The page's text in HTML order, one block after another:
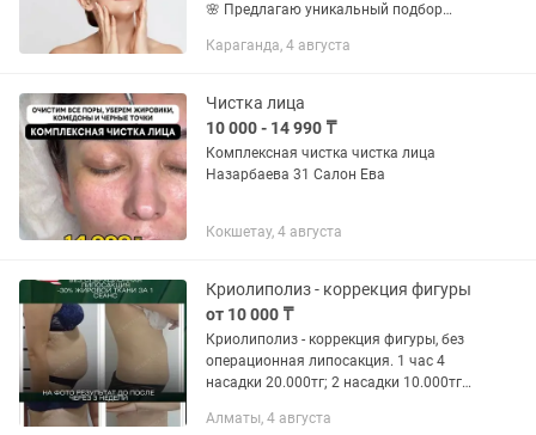
🌸 Предлагаю уникальный подбор
вашу природную красоту и помогут
Караганда, 4 августа
Чистка лица
10 000 - 14 990 ₸
Комплексная чистка чистка лица
Назарбаева 31 Салон Ева
Кокшетау, 4 августа
Криолиполиз - коррекция фигуры
от 10 000 ₸
Криолиполиз - коррекция фигуры, без
операционная липосакция. 1 час 4
насадки 20.000тг; 2 насадки 10.000тг
процедура по снижению жировых
Алматы, 4 августа